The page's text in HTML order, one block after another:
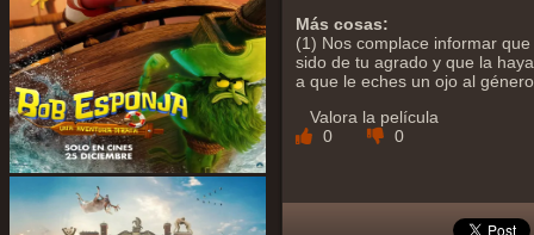
Más cosas:
(1) Nos complace informar
sido de tu agrado y que la
a que le eches un ojo al
Valora la película
0
0